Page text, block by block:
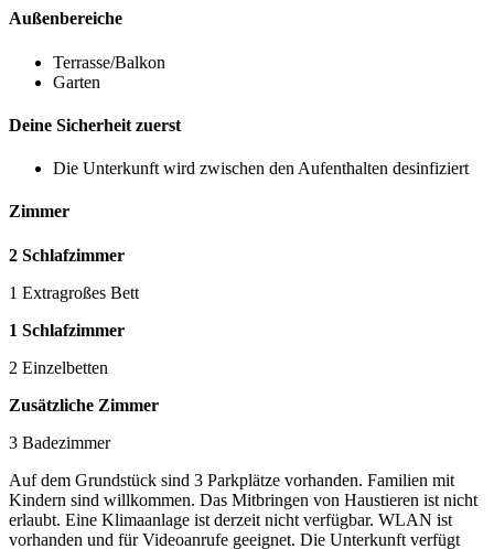
Außenbereiche
Terrasse/Balkon
Garten
Deine Sicherheit zuerst
Die Unterkunft wird zwischen den Aufenthalten desinfiziert
Zimmer
2 Schlafzimmer
1 Extragroßes Bett
1 Schlafzimmer
2 Einzelbetten
Zusätzliche Zimmer
3 Badezimmer
Auf dem Grundstück sind 3 Parkplätze vorhanden. Familien mit
Kindern sind willkommen. Das Mitbringen von Haustieren ist nicht
erlaubt. Eine Klimaanlage ist derzeit nicht verfügbar. WLAN ist
vorhanden und für Videoanrufe geeignet. Die Unterkunft verfügt